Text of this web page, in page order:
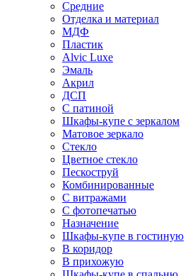
Средние
Отделка и материал
МДФ
Пластик
Alvic Luxe
Эмаль
Акрил
ДСП
С патиной
Шкафы-купе с зеркалом
Матовое зеркало
Стекло
Цветное стекло
Пескоструй
Комбинированные
С витражами
С фотопечатью
Назначение
Шкафы-купе в гостиную
В коридор
В прихожую